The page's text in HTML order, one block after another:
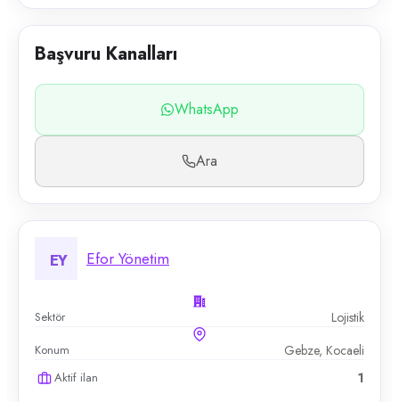
Başvuru Kanalları
WhatsApp
Ara
EY Efor Yönetim
Sektör Lojistik
Konum Gebze, Kocaeli
Aktif ilan 1